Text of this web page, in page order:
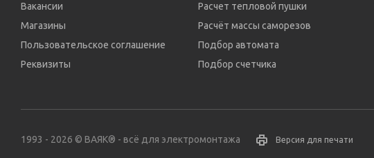
Вакансии
Магазины
Пользовательское соглашение
Реквизиты
Расчет тепловой пушки
Расчёт массы саморезов
Подбор автомата
Подбор счетчика
1993 - 2026 © ВАЯК® - всё для электромонтажа Версия для печати